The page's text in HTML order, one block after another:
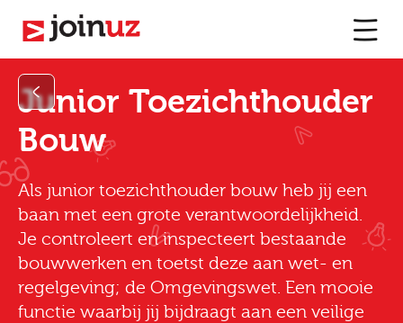
Junior Toezichthouder
Bouw
Als junior toezichthouder bouw heb jij een
baan met een grote verantwoordelijkheid.
Je controleert en inspecteert bestaande
bouwwerken en toetst deze aan wet- en
regelgeving; de Omgevingswet. Een mooie
functie waarbij jij bijdraagt aan een veilige